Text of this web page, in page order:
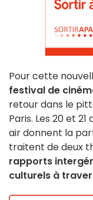
Pour cette
festival de
retour dans le
Paris. Les 20 et
air donnent la
traitent de deux
rapports
culturels à